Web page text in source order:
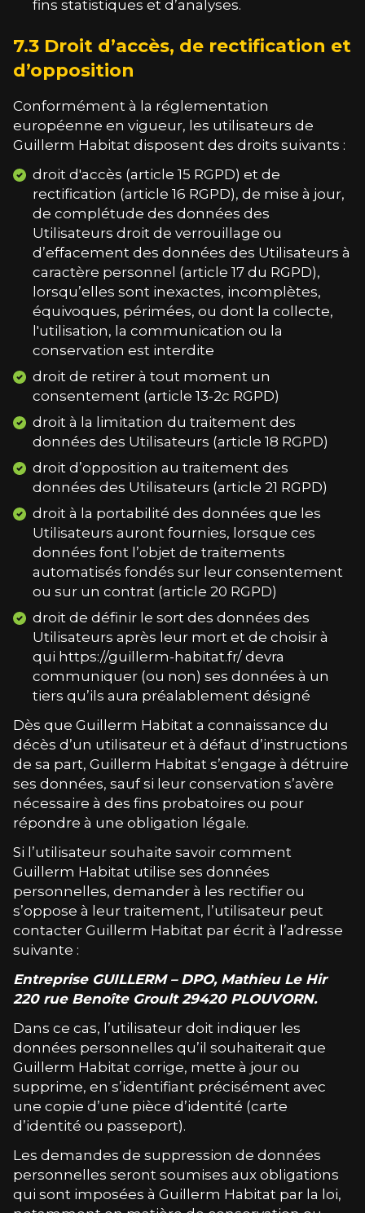
fins statistiques et d’analyses.
7.3 Droit d’accès, de rectification et
d’opposition
Conformément à la réglementation
européenne en vigueur, les utilisateurs de
Guillerm Habitat disposent des droits suivants :
droit d'accès (article 15 RGPD) et de
rectification (article 16 RGPD), de mise à jour,
de complétude des données des
Utilisateurs droit de verrouillage ou
d’effacement des données des Utilisateurs à
caractère personnel (article 17 du RGPD),
lorsqu’elles sont inexactes, incomplètes,
équivoques, périmées, ou dont la collecte,
l'utilisation, la communication ou la
conservation est interdite
droit de retirer à tout moment un
consentement (article 13-2c RGPD)
droit à la limitation du traitement des
données des Utilisateurs (article 18 RGPD)
droit d’opposition au traitement des
données des Utilisateurs (article 21 RGPD)
droit à la portabilité des données que les
Utilisateurs auront fournies, lorsque ces
données font l’objet de traitements
automatisés fondés sur leur consentement
ou sur un contrat (article 20 RGPD)
droit de définir le sort des données des
Utilisateurs après leur mort et de choisir à
qui https://guillerm-habitat.fr/ devra
communiquer (ou non) ses données à un
tiers qu’ils aura préalablement désigné
Dès que Guillerm Habitat a connaissance du
décès d’un utilisateur et à défaut d’instructions
de sa part, Guillerm Habitat s’engage à détruire
ses données, sauf si leur conservation s’avère
nécessaire à des fins probatoires ou pour
répondre à une obligation légale.
Si l’utilisateur souhaite savoir comment
Guillerm Habitat utilise ses données
personnelles, demander à les rectifier ou
s’oppose à leur traitement, l’utilisateur peut
contacter Guillerm Habitat par écrit à l’adresse
suivante :
Entreprise GUILLERM – DPO, Mathieu Le Hir
220 rue Benoîte Groult 29420 PLOUVORN.
Dans ce cas, l’utilisateur doit indiquer les
données personnelles qu’il souhaiterait que
Guillerm Habitat corrige, mette à jour ou
supprime, en s’identifiant précisément avec
une copie d’une pièce d’identité (carte
d’identité ou passeport).
Les demandes de suppression de données
personnelles seront soumises aux obligations
qui sont imposées à Guillerm Habitat par la loi,